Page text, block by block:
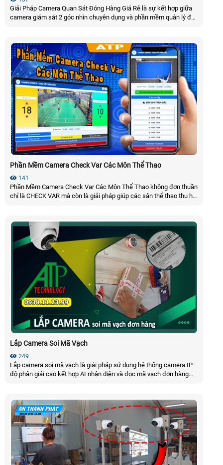
Giải Pháp Camera Quan Sát Đóng Hàng Giá Rẻ là sự kết hợp giữa
camera giám sát 2 góc nhìn chuyên dụng và phần mềm quản lý đơn
là phần mềm giúp tra cứu và tải video của từng đơn hàng nhanh
chóng
Phần Mềm Camera Check Var Các Môn Thể Thao
141
Phần Mềm Camera Check Var Các Môn Thể Thao không đơn thuần
chỉ là CHECK VAR mà còn là giải pháp giúp các sân thể thao thu hút
bộ môn thể thao như bida, tennis, pickleball, cầu lông, Futsal
Lắp Camera Soi Mã Vạch
249
Lắp camera soi mã vạch là giải pháp sử dụng hệ thống camera IP
độ phân giải cao kết hợp AI nhận diện và đọc mã vạch đơn hàng
khi xảy ra tranh chấp